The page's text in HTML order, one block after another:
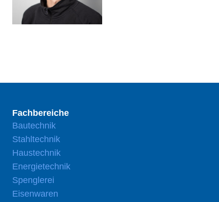
Fachbereiche
Bautechnik
Stahltechnik
Haustechnik
Energietechnik
Spenglerei
Eisenwaren